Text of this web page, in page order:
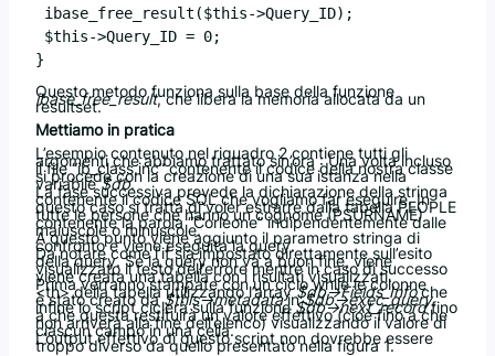
ibase_free_result($this->Query_ID);
$this->Query_ID = 0;
Questo metodo funziona sulla base della funzione
ibase_free_result, che libera la memoria allocata da un
resultset.
Mettiamo in pratica
L’esempio contenuto nel riquadro 2 contiene tutti gli
argomenti che abbiamo trattato sin’ora : Una volta incluso
il file “ib_class.inc” contenente il codice della nostra classe
si procede con la creazione di una sua istanza nella
variabile$db.
La fase successiva prevede la dichiarazione della stringa
contenente il codice SQL che vogliamo far eseguire. In
questo caso si tratta di voler estrarre dalla tabella PEOPLE
tutte le persone che hanno un cognome (PSURNAME)
contenente la parola “Corleone” indipendentemente dalle
maiuscole o minuscole.
A questo punto viene aggiunto il parametro stringa di
confronto e viene eseguita la query.
Da notare come l’if sia impostato direttamente sull’esito
della query. Se la query non va a buon fine, viene
visualizzato il testo dell’errore mentre in caso di successo
viene creata una tabella con i risultati visualizzati.
Prima verranno stampate con un ciclo while le colonne
<th> della tabella utilizzando l’array$db->Fields_Infoche
è stato creato da$this->metadatain$db->exec_query,
infine lo script ciclerà sulla funzione$db->next_recordfino
a che questa restituirà un valore effettivo (cioè fino a che
non arriverà alla fine dell’elenco) visualizzando il valore di
ciascun campo in una cella.
L’output effettivo di questo script non dovrebbe essere
troppo diverso da quello presentato nella figura 1.